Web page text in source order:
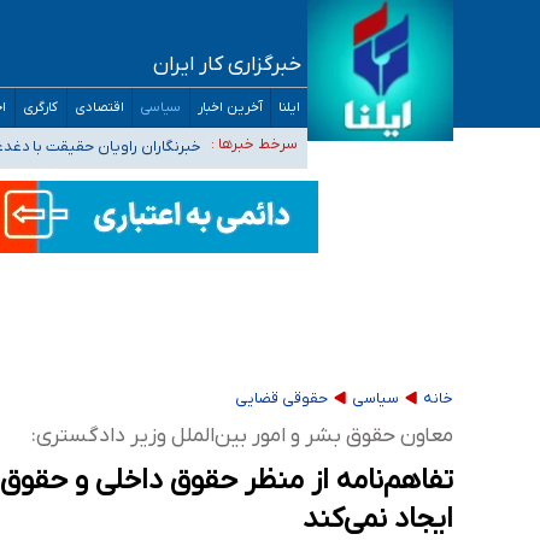
خبرگزاری کار ایران
ایلنا آخرین اخبار سیاسی اقتصادی کارگری
سرخط خبرها :
تعویق آزمون ورودی دکترای تخصصی
خبرنگاران راویان حقیقت با
آخرین وضعیت شیوع عفونت‌های
هیچ پرستاری بازداشت یا اخراج نشده است/ از
ثبت‌نام بخش عمده دانش‌آموزان مدارس
خانه سیاسی حقوقی قضایی
معاون حقوق بشر و امور بین‌الملل وزیر دادگستری:
تفاهم‌نامه از منظر حقوق داخلی و حقوق
ایجاد نمی‌کند